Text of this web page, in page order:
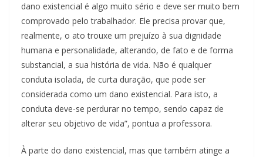
dano existencial é algo muito sério e deve ser muito bem
comprovado pelo trabalhador. Ele precisa provar que,
realmente, o ato trouxe um prejuízo à sua dignidade
humana e personalidade, alterando, de fato e de forma
substancial, a sua história de vida. Não é qualquer
conduta isolada, de curta duração, que pode ser
considerada como um dano existencial. Para isto, a
conduta deve-se perdurar no tempo, sendo capaz de
alterar seu objetivo de vida”, pontua a professora.
À parte do dano existencial, mas que também atinge a